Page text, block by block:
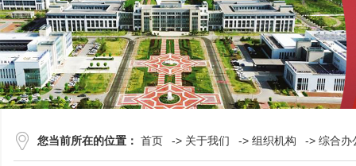
您当前所在的位置： 首页 -> 关于我们 -> 组织机构 -> 综合办